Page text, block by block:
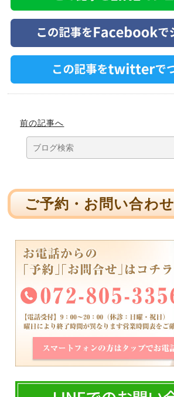
前の記事へ
ご予約・お問い合わせ